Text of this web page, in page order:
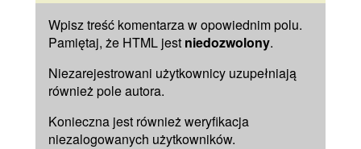
Wpisz treść komentarza w opowiednim polu.
Pamiętaj, że HTML jest niedozwolony.
Niezarejestrowani użytkownicy uzupełniają
również poleautora.
Konieczna jest również weryfikacja
niezalogowanych użytkowników.